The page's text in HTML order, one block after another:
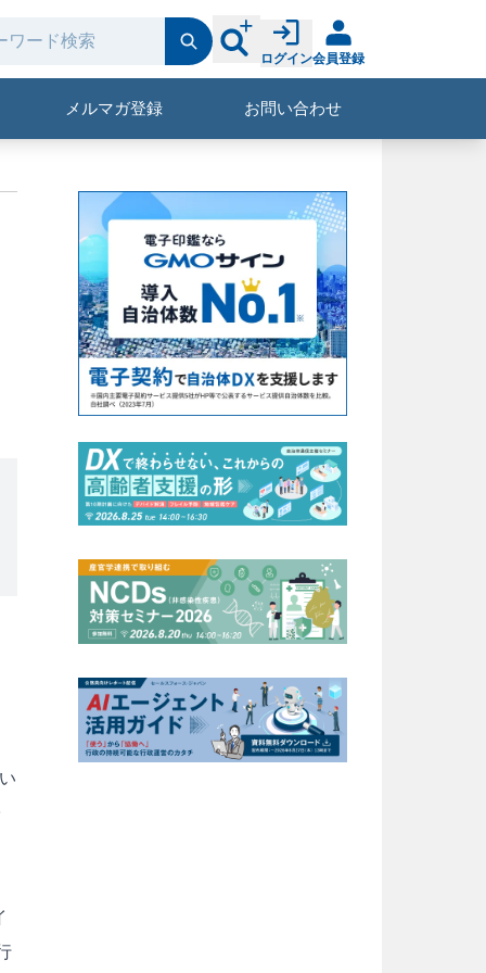
ログイン会員登録
メルマガ登録 お問い合わせ